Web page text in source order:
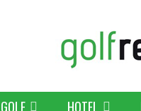
GOLF HOTEL